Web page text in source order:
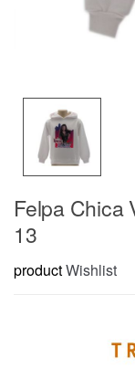
Felpa Chica
13
productWishlist